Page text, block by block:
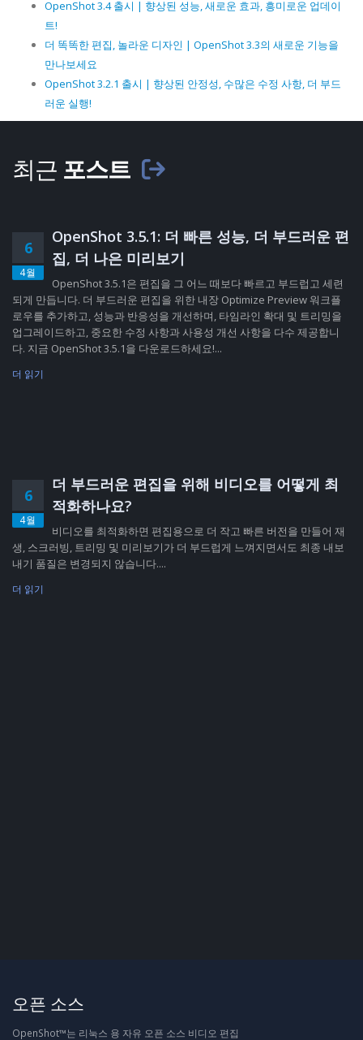
OpenShot 3.4 출시 | 향상된 성능, 새로운 효과, 흥미로운 업데이
트!
더 똑똑한 편집, 놀라운 디자인 | OpenShot 3.3의 새로운 기능을
만나보세요
OpenShot 3.2.1 출시 | 향상된 안정성, 수많은 수정 사항, 더 부드
러운 실행!
최근 포스트
6
4월
OpenShot 3.5.1: 더 빠른 성능, 더 부드러운 편
집, 더 나은 미리보기
OpenShot 3.5.1은 편집을 그 어느 때보다 빠르고 부드럽고 세련
되게 만듭니다. 더 부드러운 편집을 위한 내장 Optimize Preview 워크플
로우를 추가하고, 성능과 반응성을 개선하며, 타임라인 확대 및 트리밍을
업그레이드하고, 중요한 수정 사항과 사용성 개선 사항을 다수 제공합니
다. 지금 OpenShot 3.5.1을 다운로드하세요!...
더 읽기
6
4월
더 부드러운 편집을 위해 비디오를 어떻게 최
적화하나요?
비디오를 최적화하면 편집용으로 더 작고 빠른 버전을 만들어 재
생, 스크러빙, 트리밍 및 미리보기가 더 부드럽게 느껴지면서도 최종 내보
내기 품질은 변경되지 않습니다....
더 읽기
오픈 소스
OpenShot™는 리눅스 용 자유 오픈 소스 비디오 편집